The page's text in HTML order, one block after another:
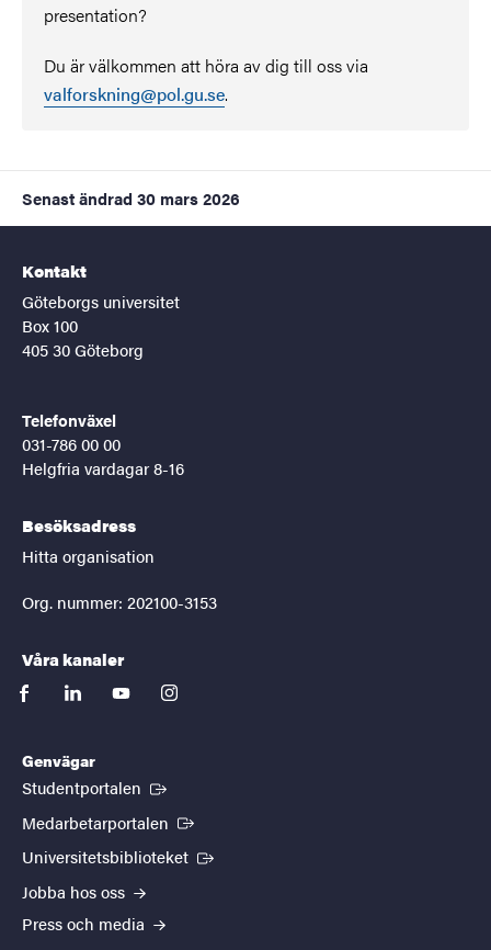
presentation?
Du är välkommen att höra av dig till oss via
valforskning@pol.gu.se.
Senast ändrad 30 mars 2026
Kontakt
Göteborgs universitet
Box 100
405 30 Göteborg
Telefonväxel
031-786 00 00
Helgfria vardagar 8-16
Besöksadress
Hitta organisation
Org. nummer: 202100-3153
Våra kanaler
facebooklinkedinyoutubeinstagram
Genvägar
Studentportalen (Extern länk)
Medarbetarportalen (Extern länk)
Universitetsbiblioteket (Extern länk)
Jobba hos oss
Press och media